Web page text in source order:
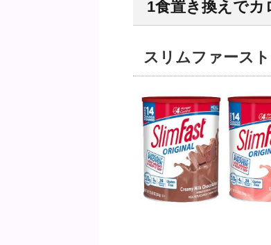
1食置き換えでカ
スリムファースト